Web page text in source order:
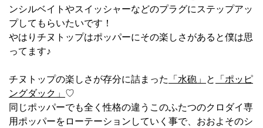
ンシルベイトやスイッシャーなどのプラグにステップアッ
プしてもらいたいです！
やはりチヌトップはポッパーにその楽しさがあると僕は思
ってます♪
チヌトップの楽しさが存分に詰まった 「水砲」 と
「ポッピ
ングダック」 ♡
同じポッパーでも全く性格の違うこのふたつのクロダイ専
用ポッパーをローテーションしていく事で、おおよそのシ